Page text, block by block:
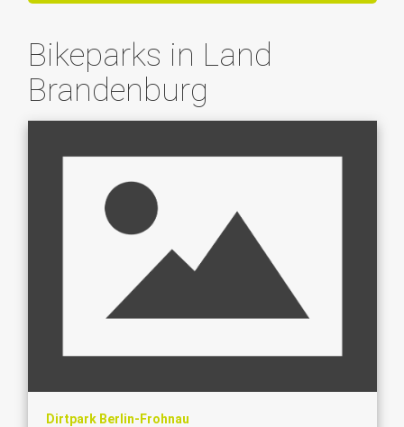
Bikeparks in Land
Brandenburg
Dirtpark Berlin-Frohnau